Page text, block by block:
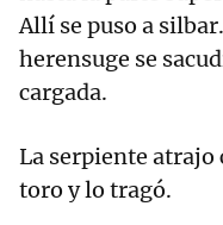
Allí se puso a
herensuge se
cargada.
La serpiente atrajo
toro y lo tragó.